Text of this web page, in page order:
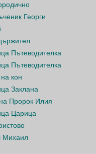
Георги
Пътеводителка
Пътеводителка
кон
Заклана
Пророк Илия
Царица
Михаил